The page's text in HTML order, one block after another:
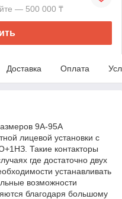
— 500 000 ₸
Доставка Оплата
9А-95А
лицевой установки с
Такие контакторы
где достаточно двух
устанавливать
возможности
благодаря большому